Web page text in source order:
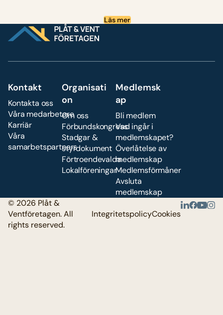
Läs mer
Kontakt
Kontakta oss
Våra medarbetare
Karriär
Våra
samarbetspartners
Organisati
on
Om oss
Förbundskongress
Stadgar &
styrdokument
Förtroendevalda
Lokalföreningar
Medlemsk
ap
Bli medlem
Vad ingår i
medlemskapet?
Överlåtelse av
medlemskap
Medlemsförmåner
Avsluta
medlemskap
© 2026 Plåt &
Ventföretagen. All
rights reserved.
IntegritetspolicyCookies